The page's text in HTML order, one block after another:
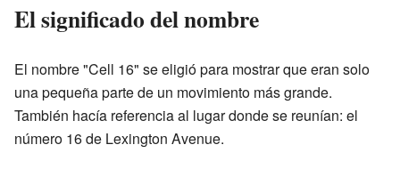
El significado del nombre
El nombre "Cell 16" se eligió para mostrar que eran solo
una pequeña parte de un movimiento más grande.
También hacía referencia al lugar donde se reunían: el
número 16 de Lexington Avenue.